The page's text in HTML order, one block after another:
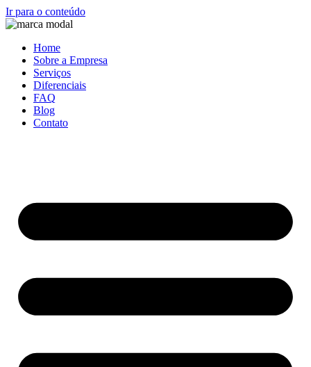
Ir para o conteúdo
Home
Sobre a Empresa
Serviços
Diferenciais
FAQ
Blog
Contato